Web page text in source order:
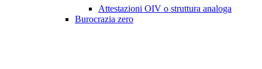
Attestazioni OIV o struttura analoga
Burocrazia zero